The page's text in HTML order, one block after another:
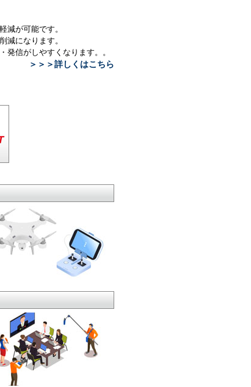
減が可能です。
減になります。
発信がしやすくなります。。
＞＞＞詳しくはこちら